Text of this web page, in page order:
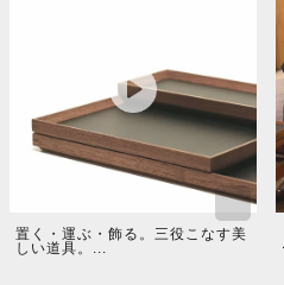
置く・運ぶ・飾る。三役こなす美
しい道具。...